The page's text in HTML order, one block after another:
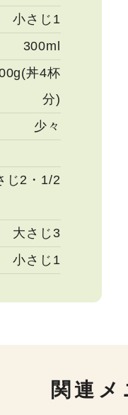
小さじ1
300ml
丼4杯
分)
少々
じ2・1/2
大さじ3
小さじ1
関連メ